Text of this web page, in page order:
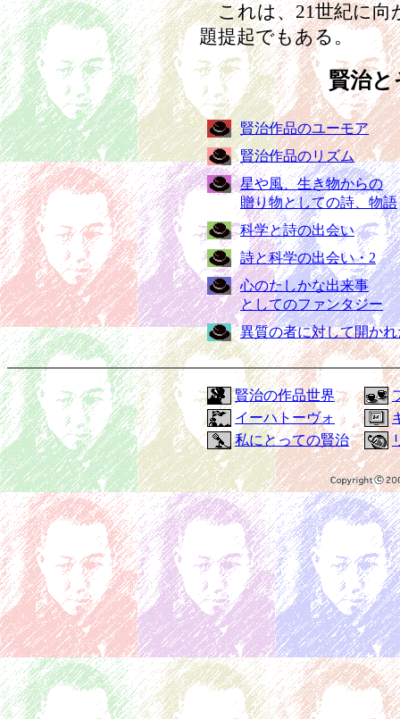
これは、21世紀に向
題提起でもある。
賢治と
賢治作品のユーモア
賢治作品のリズム
星や風、生き物からの
贈り物としての詩、物語
科学と詩の出会い
詩と科学の出会い・2
心のたしかな出来事
としてのファンタジー
異質の者に対して開か
賢治の作品世界
イーハトーヴォ
私にとっての賢治